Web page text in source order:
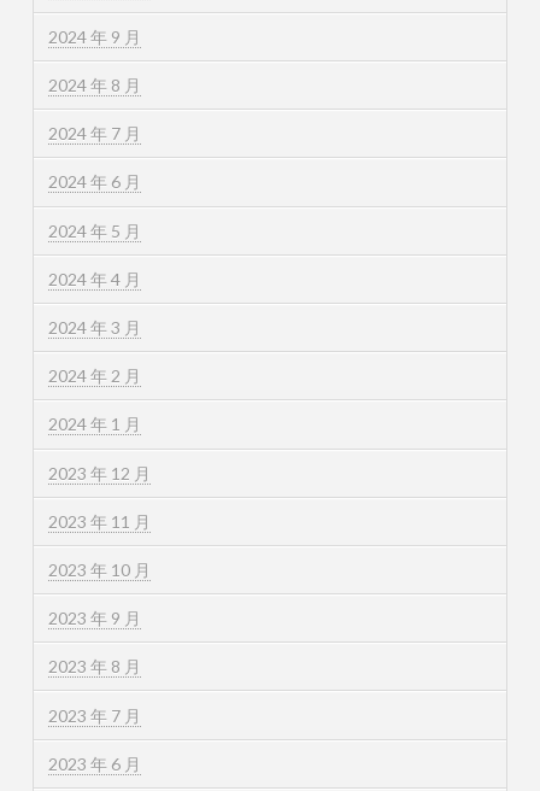
2024 年 9 月
2024 年 8 月
2024 年 7 月
2024 年 6 月
2024 年 5 月
2024 年 4 月
2024 年 3 月
2024 年 2 月
2024 年 1 月
2023 年 12 月
2023 年 11 月
2023 年 10 月
2023 年 9 月
2023 年 8 月
2023 年 7 月
2023 年 6 月